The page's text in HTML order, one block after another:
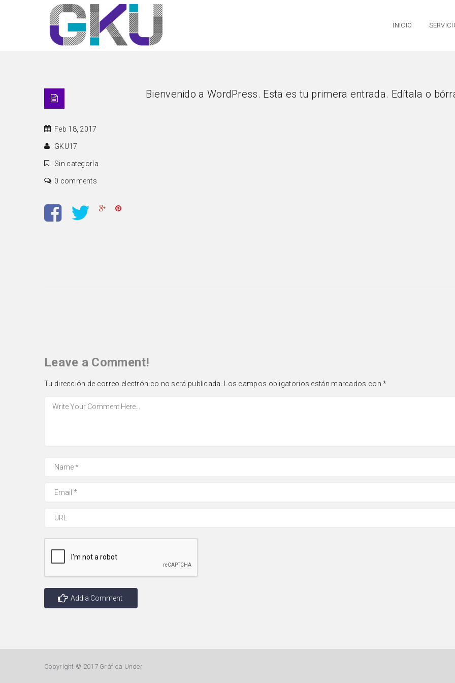
INICIO
Feb 18, 2017
GKU17
Sin categoría
0 comments
Bienvenido a WordPress. Esta es tu primera entrada. Edítala o
Leave a Comment!
Tu dirección de correo electrónico no será publicada. Los campos obligatorios están marcados con*
Copyright © 2017 Gráfica Under